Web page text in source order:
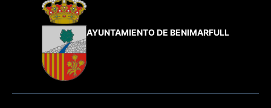
AYUNTAMIENTO DE BENIMARFULL